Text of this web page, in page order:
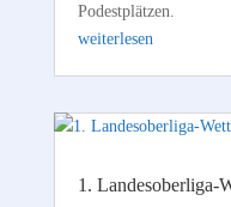
Podestplätzen.
weiterlesen
1. Landesoberliga-